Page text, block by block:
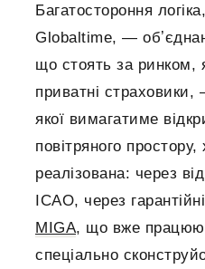
Багатостороння
Globaltime, —
що стоять за ринком,
приватні
якої вимагатиме
повітряного
реалізована: через
ICAO, через
MIGA, що вже
спеціально